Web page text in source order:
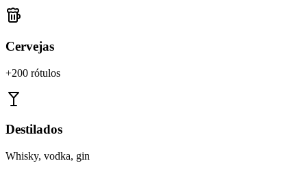
Cervejas
+200 rótulos
Destilados
Whisky, vodka, gin